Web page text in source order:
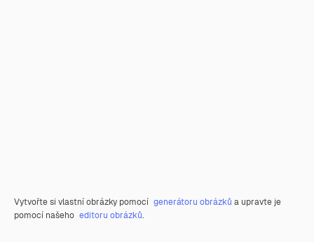
Vytvořte si vlastní obrázky pomocí generátoru obrázků a upravte je
pomocí našeho editoru obrázků.